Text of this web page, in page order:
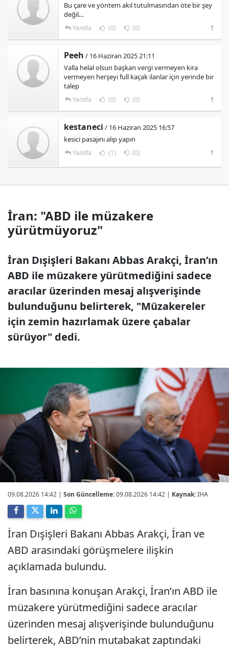
Bu çare ve yöntem akıl tutulmasından öte bir şey
değil...
Yanıtla (0) (0)
Peeh / 16 Haziran 2025 21:11
Valla helal olsun başkan vergi vermeyen kira
vermeyen herşeyi full kaçak ilanlar için yerinde bir
talep
Yanıtla (0) (0)
kestaneci / 16 Haziran 2025 16:57
kesici pasajını alıp yapın
Yanıtla (1) (0)
İran: "ABD ile müzakere
yürütmüyoruz"
İran Dışişleri Bakanı Abbas Arakçi, İran’ın
ABD ile müzakere yürütmediğini sadece
aracılar üzerinden mesaj alışverişinde
bulunduğunu belirterek, "Müzakereler
için zemin hazırlamak üzere çabalar
sürüyor" dedi.
09.08.2026 14:42 | Son Güncelleme:09.08.2026 14:42 | Kaynak:İHA
İran Dışişleri Bakanı Abbas Arakçi, İran ve
ABD arasındaki görüşmelere ilişkin
açıklamada bulundu.
İran basınına konuşan Arakçi, İran’ın ABD ile
müzakere yürütmediğini sadece aracılar
üzerinden mesaj alışverişinde bulunduğunu
belirterek, ABD’nin mutabakat zaptındaki